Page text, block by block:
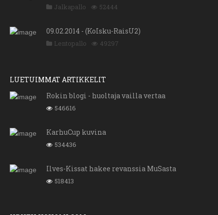
Jalkapallo 52444
09.02.2014 - (KoIsku-RaisU2)
Lentopallo 49297
LUETUIMMAT ARTIKKELIT
Rokin blogi - huoltaja vailla vertaa
546616
KarhuCup kuvina
534436
Ilves-Kissat hakee revanssia MuSasta
518413